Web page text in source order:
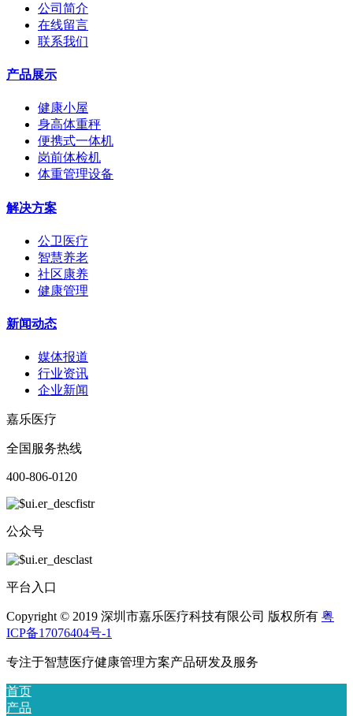
公司简介
在线留言
联系我们
产品展示
健康小屋
身高体重秤
便携式一体机
岗前体检机
体重管理设备
解决方案
公卫医疗
智慧养老
社区康养
健康管理
新闻动态
媒体报道
行业资讯
企业新闻
嘉乐医疗
全国服务热线
400-806-0120
公众号
平台入口
Copyright © 2019 深圳市嘉乐医疗科技有限公司 版权所有 粤
ICP备17076404号-1
专注于智慧医疗健康管理方案产品研发及服务
首页
产品